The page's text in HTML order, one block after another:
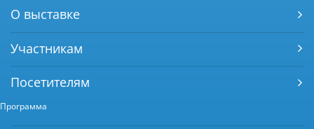
О выставке
Участникам
Посетителям
Программа